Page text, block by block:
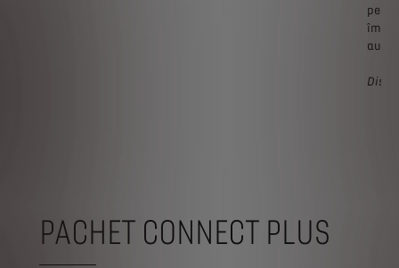
PACHET CONNECT PLUS